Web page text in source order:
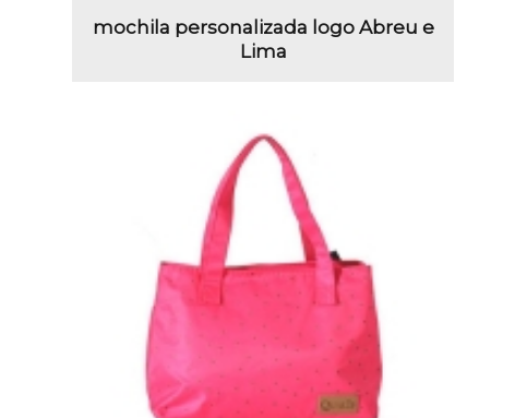
mochila personalizada logo Abreu e
Lima